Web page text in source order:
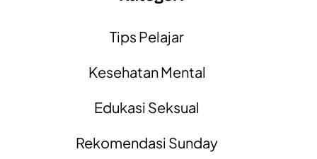
Tips Pelajar
Kesehatan Mental
Edukasi Seksual
Rekomendasi Sunday